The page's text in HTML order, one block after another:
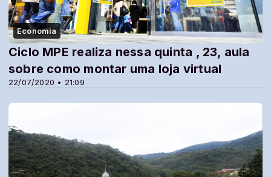
Economia
22/07/2020 • 21:09
Ciclo MPE realiza nessa quinta , 23, aula
sobre como montar uma loja virtual